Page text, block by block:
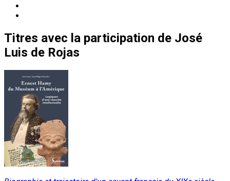
Titres avec la participation de José
Luis de Rojas